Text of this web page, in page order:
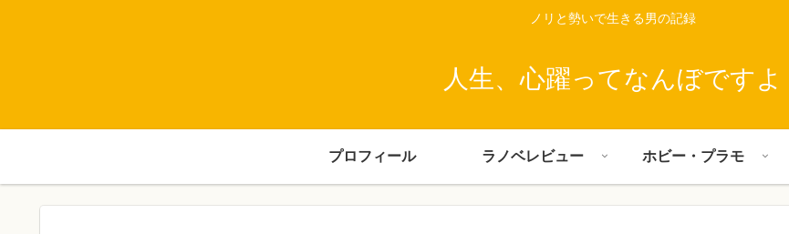
ノリと勢いで生きる男の記録
人生、心躍ってなんぼですよ
プロフィール ラノベレビュー ホビー・プラモ